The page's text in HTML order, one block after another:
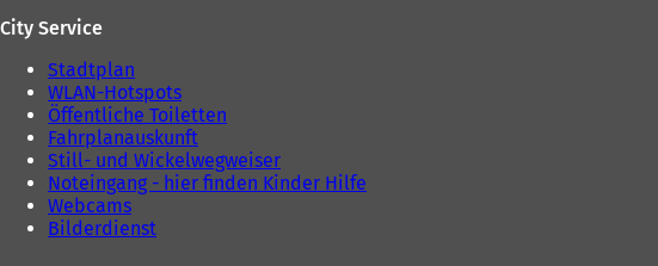
City Service
Stadtplan
WLAN-Hotspots
Öffentliche Toiletten
Fahrplanauskunft
Still- und Wickelwegweiser
Noteingang - hier finden Kinder Hilfe
Webcams
Bilderdienst